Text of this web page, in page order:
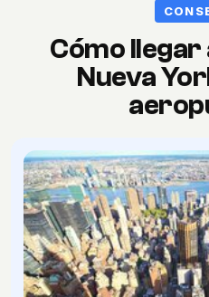
Cómo
Nueva